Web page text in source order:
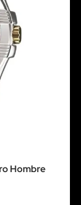
Hombre